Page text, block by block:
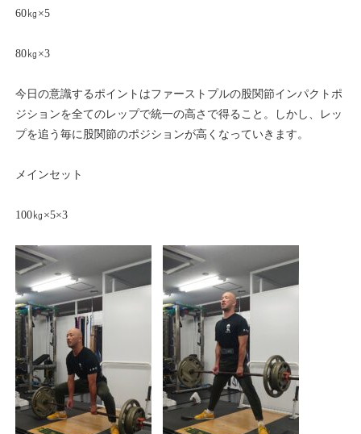
60㎏×5
80㎏×3
今日の意識するポイントはファーストプルの股関節インパクトポ
ジションを全てのレップで統一の高さで得ること。しかし、レッ
プを追う毎に股関節のポジションが高くなっていきます。
メインセット
100㎏×5×3